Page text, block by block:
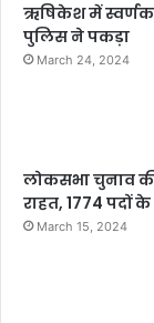
ऋषिकेश में
पुलिस ने पकड़ा
March 24, 2024
लोकसभा चुनाव
राहत, 1774
March 15, 2024